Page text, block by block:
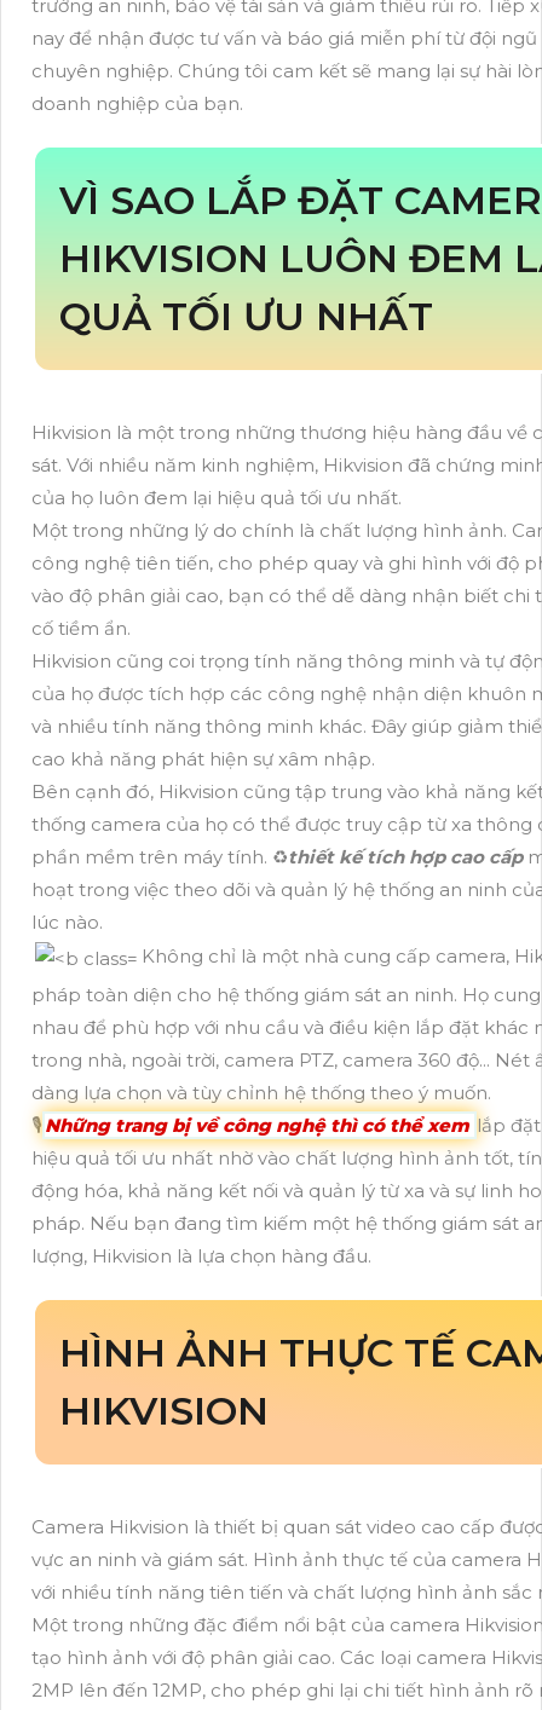
trường an ninh, bảo vệ tài sản và giảm thiểu rủi ro. Tiếp
nay để nhận được tư vấn và báo giá miễn phí từ đội
chuyên nghiệp. Chúng tôi cam kết sẽ mang lại sự hài
doanh nghiệp của bạn.
VÌ SAO LẮP ĐẶT
HIKVISION LUÔN ĐEM
QUẢ TỐI ƯU NHẤT
Hikvision là một trong những thương hiệu hàng đầu về
sát. Với nhiều năm kinh nghiệm, Hikvision đã chứng
của họ luôn đem lại hiệu quả tối ưu nhất.
Một trong những lý do chính là chất lượng hình ảnh.
công nghệ tiên tiến, cho phép quay và ghi hình với độ
vào độ phân giải cao, bạn có thể dễ dàng nhận biết chi
cố tiềm ẩn.
Hikvision cũng coi trọng tính năng thông minh và tự
của họ được tích hợp các công nghệ nhận diện khuôn
và nhiều tính năng thông minh khác. Đây giúp giảm
cao khả năng phát hiện sự xâm nhập.
Bên cạnh đó, Hikvision cũng tập trung vào khả năng
thống camera của họ có thể được truy cập từ xa thông
phần mềm trên máy tính. ♻thiết kế tích hợp cao cấp
hoạt trong việc theo dõi và quản lý hệ thống an ninh
lúc nào.
Không chỉ là một nhà cung cấp camera,
pháp toàn diện cho hệ thống giám sát an ninh. Họ
nhau để phù hợp với nhu cầu và điều kiện lắp đặt khác
trong nhà, ngoài trời, camera PTZ, camera 360 độ...
dàng lựa chọn và tùy chỉnh hệ thống theo ý muốn.
🎙 Những trang bị về công nghệ thì có thể xem lắp
hiệu quả tối ưu nhất nhờ vào chất lượng hình ảnh tốt,
động hóa, khả năng kết nối và quản lý từ xa và sự linh
pháp. Nếu bạn đang tìm kiếm một hệ thống giám sát
lượng, Hikvision là lựa chọn hàng đầu.
HÌNH ẢNH THỰC TẾ
HIKVISION
Camera Hikvision là thiết bị quan sát video cao cấp
vực an ninh và giám sát. Hình ảnh thực tế của camera
với nhiều tính năng tiên tiến và chất lượng hình ảnh sắc
Một trong những đặc điểm nổi bật của camera
tạo hình ảnh với độ phân giải cao. Các loại camera
2MP lên đến 12MP, cho phép ghi lại chi tiết hình ảnh rõ